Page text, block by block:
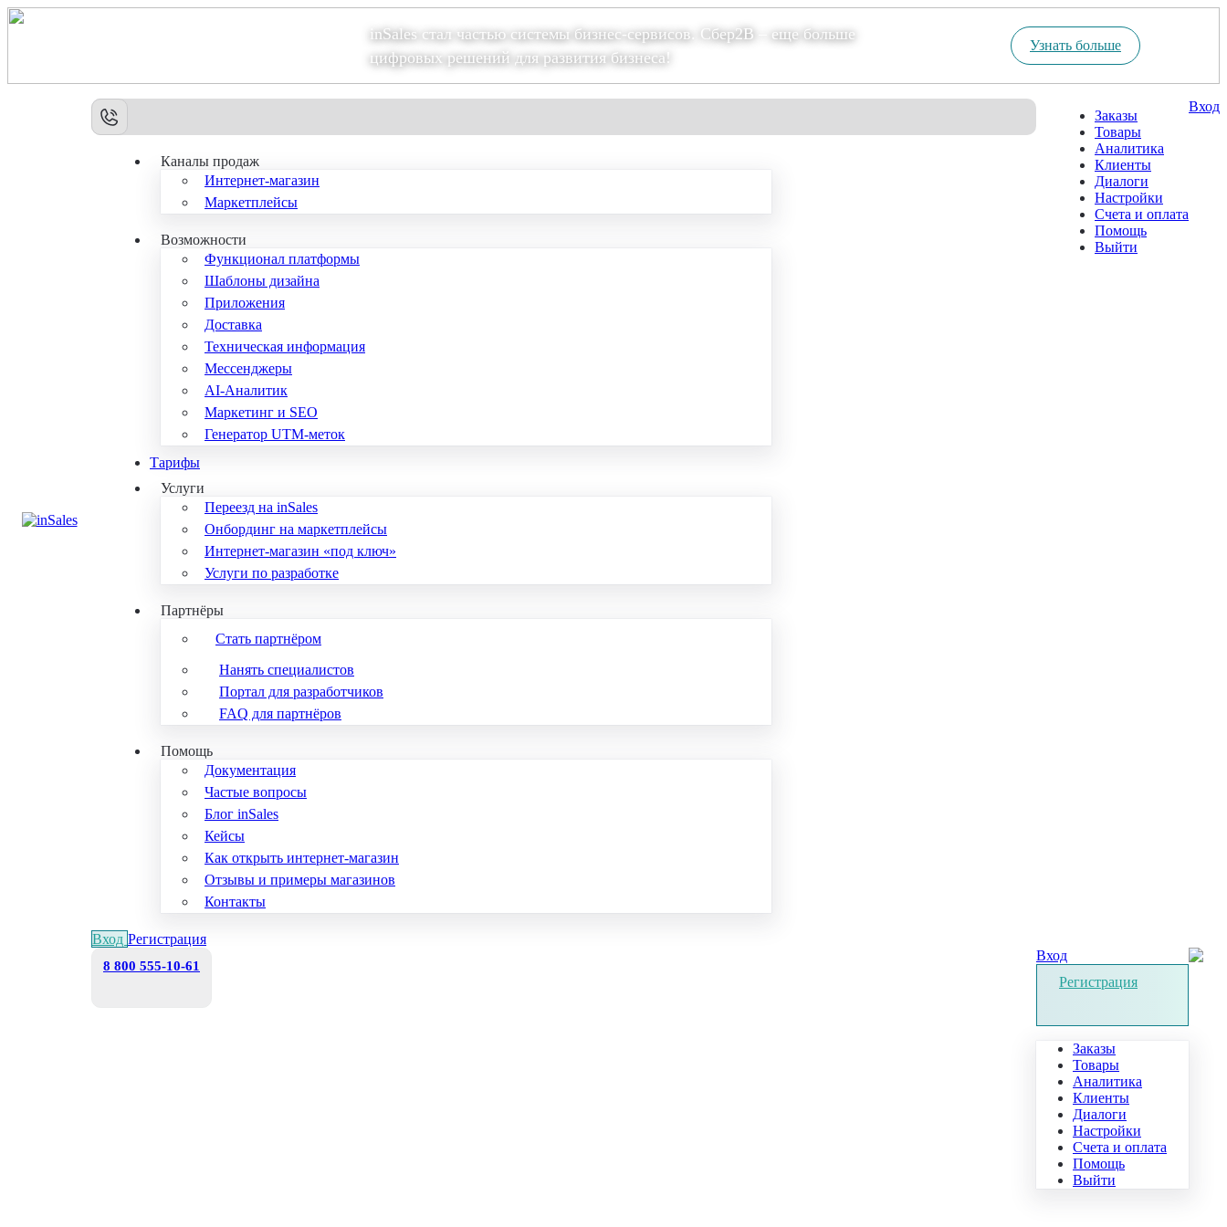
inSales стал частью системы бизнес-сервисов. Сбер2В – еще больше
цифровых решений для развития бизнеса!
Узнать больше
Каналы продаж
Интернет-магазин
Маркетплейсы
Возможности
Функционал платформы
Шаблоны дизайна
Приложения
Доставка
Техническая информация
Мессенджеры
AI-Аналитик
Маркетинг и SEO
Генератор UTM-меток
Тарифы
Услуги
Переезд на inSales
Онбординг на маркетплейсы
Интернет-магазин «под ключ»
Услуги по разработке
Партнёры
Стать партнёром
Нанять специалистов
Портал для разработчиков
FAQ для партнёров
Помощь
Документация
Частые вопросы
Блог inSales
Кейсы
Как открыть интернет-магазин
Отзывы и примеры магазинов
Контакты
Вход Регистрация
Заказы
Товары
Аналитика
Клиенты
Диалоги
Настройки
Счета и оплата
Помощь
Выйти
Вход
8 800 555-10-61
Вход
Регистрация
Заказы
Товары
Аналитика
Клиенты
Диалоги
Настройки
Счета и оплата
Помощь
Выйти